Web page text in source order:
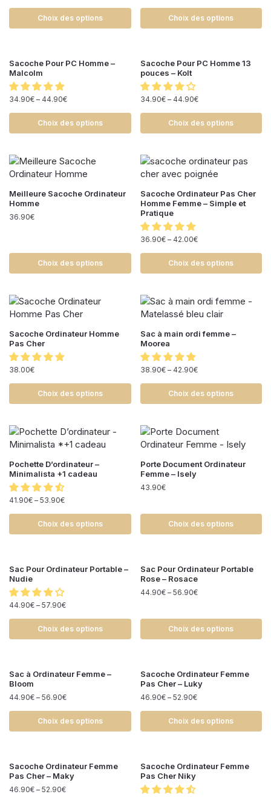
Choix des options Choix des options
Sacoche Pour PC Homme –
Malcolm
34.90€ – 44.90€
Choix des options
Sacoche Pour PC Homme 13
pouces – Kolt
34.90€– 44.90€
Choix des options
Meilleure Sacoche Ordinateur
Homme
36.90€
Choix des options
Sacoche Ordinateur Pas Cher
Homme Femme – Simple et
Pratique
36.90€– 42.00€
Choix des options
Sacoche Ordinateur Homme
Pas Cher
38.00€
Choix des options
Sac à main ordi femme –
Moorea
38.90€– 42.90€
Choix des options
Pochette D’ordinateur –
Minimalista +1 cadeau
41.90€ – 53.90€
Choix des options
Porte Document Ordinateur
Femme – Isely
43.90€
Choix des options
Sac Pour Ordinateur Portable –
Nudie
44.90€ – 57.90€
Choix des options
Sac Pour Ordinateur Portable
Rose – Rosace
44.90€– 56.90€
Choix des options
Sac à Ordinateur Femme –
Bloom
44.90€ – 56.90€
Choix des options
Sacoche Ordinateur Femme
Pas Cher – Luky
46.90€– 52.90€
Choix des options
Sacoche Ordinateur Femme
Pas Cher – Maky
46.90€ – 52.90€
Sacoche Ordinateur Femme
Pas Cher Niky